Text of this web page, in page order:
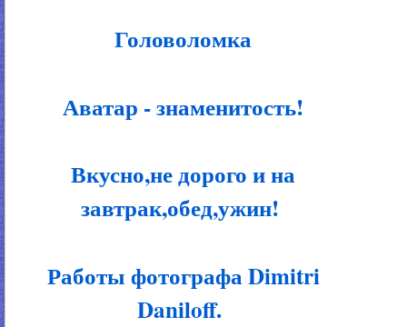
Головоломка
Аватар - знаменитость!
Вкусно,не дорого и на
завтрак,обед,ужин!
Работы фотографа Dimitri
Daniloff.